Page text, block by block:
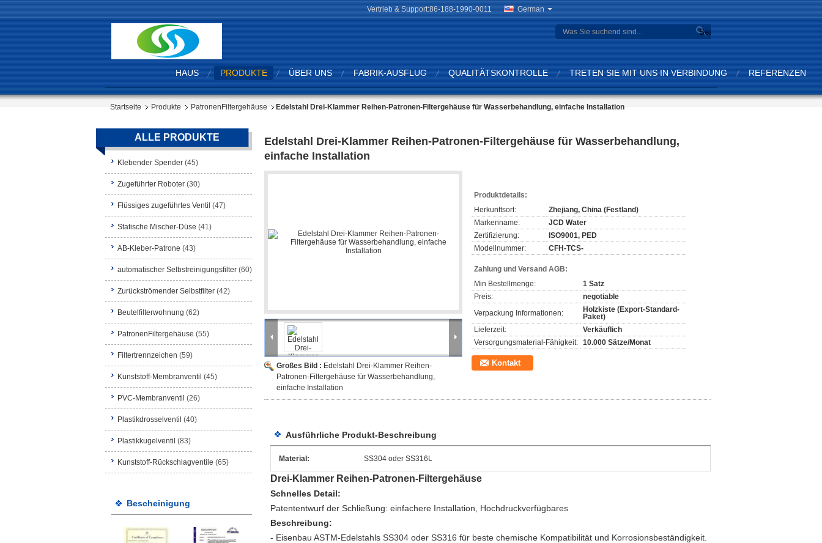
Vertrieb & Support:86-188-1990-0011 German
Search
HAUS PRODUKTE ÜBER UNS FABRIK-AUSFLUG QUALITÄTSKONTROLLE TRETEN SIE MIT UNS IN VERBINDUNG REFERENZEN
Startseite Produkte PatronenFiltergehäuse Edelstahl Drei-Klammer Reihen-Patronen-Filtergehäuse für Wasserbehandlung, einfache Installation
ALLE PRODUKTE
Klebender Spender (45)
Zugeführter Roboter (30)
Flüssiges zugeführtes Ventil (47)
Statische Mischer-Düse (41)
AB-Kleber-Patrone (43)
automatischer Selbstreinigungsfilter (60)
Zurückströmender Selbstfilter (42)
Beutelfilterwohnung (62)
PatronenFiltergehäuse (55)
Filtertrennzeichen (59)
Kunststoff-Membranventil (45)
PVC-Membranventil (26)
Plastikdrosselventil (40)
Plastikkugelventil (83)
Kunststoff-Rückschlagventile (65)
Bescheinigung
Edelstahl Drei-Klammer Reihen-Patronen-Filtergehäuse für Wasserbehandlung,
einfache Installation
Großes Bild : Edelstahl Drei-Klammer Reihen-
Patronen-Filtergehäuse für Wasserbehandlung,
einfache Installation
Produktdetails:
Herkunftsort:
Zhejiang, China (Festland)
Markenname:
JCD Water
Zertifizierung:
ISO9001, PED
Modellnummer:
CFH-TCS-
Zahlung und Versand AGB:
Min Bestellmenge:
1 Satz
Preis:
negotiable
Verpackung Informationen:
Holzkiste (Export-Standard-
Paket)
Lieferzeit:
Verkäuflich
Versorgungsmaterial-Fähigkeit: 10.000 Sätze/Monat
Kontakt
Ausführliche Produkt-Beschreibung
Material: SS304 oder SS316L
Drei-Klammer Reihen-Patronen-Filtergehäuse
Schnelles Detail:
Patententwurf der Schließung: einfachere Installation, Hochdruckverfügbares
Beschreibung:
- Eisenbau ASTM-Edelstahls SS304 oder SS316 für beste chemische Kompatibilität und Korrosionsbeständigkeit.